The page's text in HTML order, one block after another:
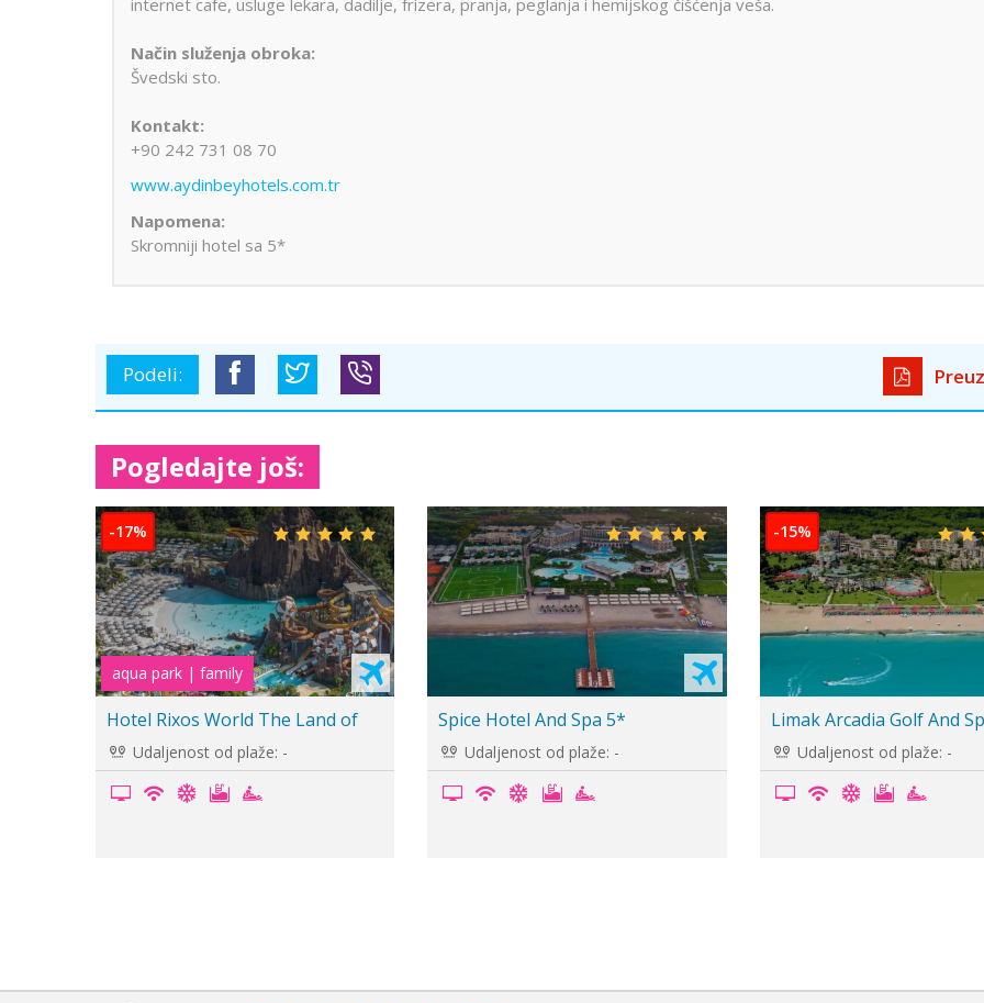
Način služenja obroka:
Švedski sto.
Kontakt:
+90 242 731 08 70
www.aydinbeyhotels.com.tr
Napomena:
Skromniji hotel sa 5*
Podeli:
Pogledajte još:
15%
aqua park
Granada Luxury Belek 5*
Udaljenost od plaže: 1.7km
-15%
Limak Atlantis De luxe Hotel
And...Udaljenost od plaže: -
-25%
Preporuka za parove
Adam Eve 5*
Udaljenost od plaže: -